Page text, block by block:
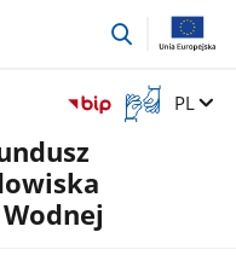
przejdź
Otwórz
okno
Zmień
PL